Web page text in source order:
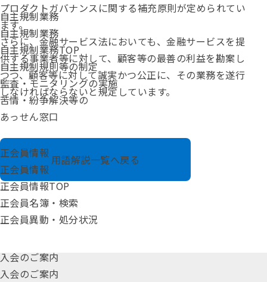
自主規制業務
自主規制業務
自主規制業務TOP
自主規制規則等の制定
監査・モニタリングの実施
苦情・紛争解決等の
あっせん窓口
正会員情報
正会員情報
正会員情報TOP
正会員名簿・検索
正会員異動・処分状況
入会のご案内
入会のご案内
プロダクトガバナンスに関する補充原則が定められてい
ます。
さらに、金融サービス法においても、金融サービスを提
供する事業者等に対して、顧客等の最善の利益を勘案し
つつ、顧客等に対して誠実かつ公正に、その業務を遂行
しなければならないと規定しています。
用語解説一覧へ戻る